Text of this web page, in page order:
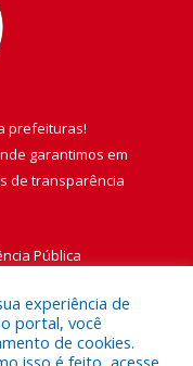
prefeituras!
garantimos em
de transparência
Pública
experiência de
portal, você
de cookies.
isso é feito, acesse